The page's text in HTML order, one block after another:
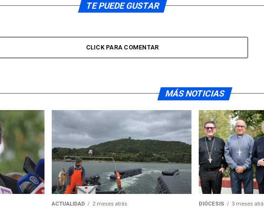
TE PUEDE GUSTAR
CLICK PARA COMENTAR
MÁS NOTICIAS
ACTUALIDAD 2 meses atrás DIÓCESIS 3 meses